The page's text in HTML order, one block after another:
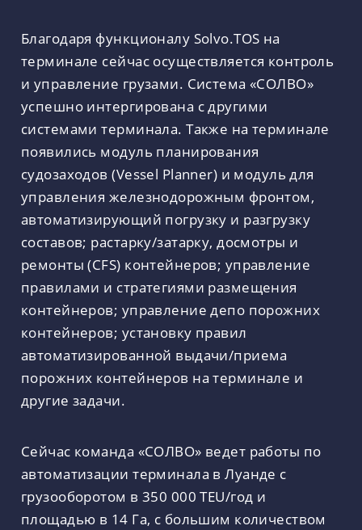
Благодаря функционалу Solvo.TOS на
терминале сейчас осуществляется контроль
и управление грузами. Система «СОЛВО»
успешно интергирована с другими
системами терминала. Также на терминале
появились модуль планирования
судозаходов (Vessel Planner) и модуль для
управления железнодорожным фронтом,
автоматизирующий погрузку и разгрузку
составов; растарку/затарку, досмотры и
ремонты (CFS) контейнеров; управление
правилами и стратегиями размещения
контейнеров; управление депо порожних
контейнеров; установку правил
автоматизированной выдачи/приема
порожних контейнеров на терминале и
другие задачи.
Сейчас команда «СОЛВО» ведет работы по
автоматизации терминала в Луанде с
грузооборотом в 350 000 TEU/год и
площадью в 14 Га, с большим количеством